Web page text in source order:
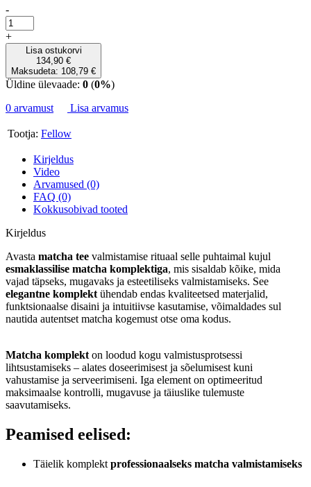
-
+
Lisa ostukorvi
134,90 €
Maksudeta: 108,79 €
Üldine ülevaade: 0 (0%)
0 arvamust
Lisa arvamus
Tootja: Fellow
Kirjeldus
Video
Arvamused (0)
FAQ (0)
Kokkusobivad tooted
Kirjeldus
Avasta matcha tee valmistamise rituaal selle puhtaimal kujul
esmaklassilise matcha komplektiga, mis sisaldab kõike, mida
vajad täpseks, mugavaks ja esteetiliseks valmistamiseks. See
elegantne komplekt ühendab endas kvaliteetsed materjalid,
funktsionaalse disaini ja intuitiivse kasutamise, võimaldades sul
nautida autentset matcha kogemust otse oma kodus.
Matcha komplekt on loodud kogu valmistusprotsessi
lihtsustamiseks – alates doseerimisest ja sõelumisest kuni
vahustamise ja serveerimiseni. Iga element on optimeeritud
maksimaalse kontrolli, mugavuse ja täiuslike tulemuste
saavutamiseks.
Peamised eelised:
Täielik komplekt professionaalseks matcha valmistamiseks